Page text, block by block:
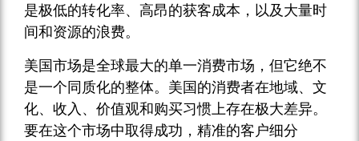
是极低的转化率、高昂的获客成本，以及大量时
间和资源的浪费。
美国市场是全球最大的单一消费市场，但它绝不
是一个同质化的整体。美国的消费者在地域、文
化、收入、价值观和购买习惯上存在极大差异。
要在这个市场中取得成功，精准的客户细分